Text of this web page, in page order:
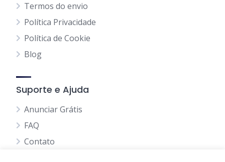
Termos do envio
Política Privacidade
Política de Cookie
Blog
Suporte e Ajuda
Anunciar Grátis
FAQ
Contato